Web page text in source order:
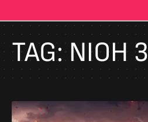
TAG:NIOH 3